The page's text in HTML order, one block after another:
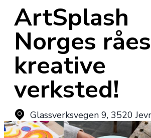
ArtSplash
Norges
kreative
verksted!
Glassverksvegen 9, 3520